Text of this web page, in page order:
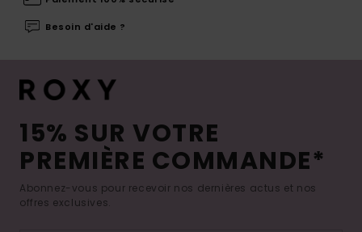
Besoin d'aide ?
15% SUR VOTRE
PREMIÈRE COMMANDE*
Abonnez-vous pour recevoir nos dernières actus et nos
offres exclusives.